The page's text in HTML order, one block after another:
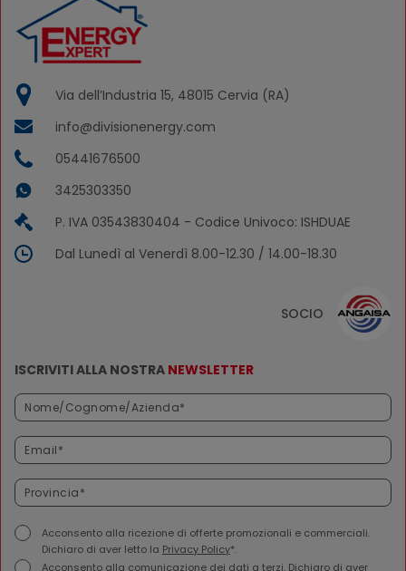
Via dell’Industria 15, 48015 Cervia (RA)
info@divisionenergy.com
05441676500
3425303350
P. IVA 03543830404 - Codice Univoco: ISHDUAE
Dal Lunedì al Venerdì 8.00-12.30 / 14.00-18.30
SOCIO
ISCRIVITI ALLA NOSTRA NEWSLETTER
Acconsento alla ricezione di offerte promozionali e commerciali.
Dichiaro di aver letto la Privacy Policy*.
Acconsento alla comunicazione dei dati a terzi. Dichiaro di aver